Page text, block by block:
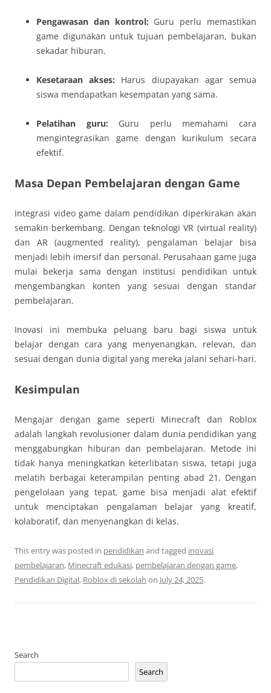
Pengawasan dan kontrol: Guru perlu memastikan
game digunakan untuk tujuan pembelajaran, bukan
sekadar hiburan.
Kesetaraan akses: Harus diupayakan agar semua
siswa mendapatkan kesempatan yang sama.
Pelatihan guru: Guru perlu memahami cara
mengintegrasikan game dengan kurikulum secara
efektif.
Masa Depan Pembelajaran dengan Game
Integrasi video game dalam pendidikan diperkirakan akan
semakin berkembang. Dengan teknologi VR (virtual reality)
dan AR (augmented reality), pengalaman belajar bisa
menjadi lebih imersif dan personal. Perusahaan game juga
mulai bekerja sama dengan institusi pendidikan untuk
mengembangkan konten yang sesuai dengan standar
pembelajaran.
Inovasi ini membuka peluang baru bagi siswa untuk
belajar dengan cara yang menyenangkan, relevan, dan
sesuai dengan dunia digital yang mereka jalani sehari-hari.
Kesimpulan
Mengajar dengan game seperti Minecraft dan Roblox
adalah langkah revolusioner dalam dunia pendidikan yang
menggabungkan hiburan dan pembelajaran. Metode ini
tidak hanya meningkatkan keterlibatan siswa, tetapi juga
melatih berbagai keterampilan penting abad 21. Dengan
pengelolaan yang tepat, game bisa menjadi alat efektif
untuk menciptakan pengalaman belajar yang kreatif,
kolaboratif, dan menyenangkan di kelas.
This entry was posted in pendidikan and tagged inovasi
pembelajaran, Minecraft edukasi, pembelajaran dengan game,
Pendidikan Digital, Roblox di sekolah on July 24, 2025.
Search
Search